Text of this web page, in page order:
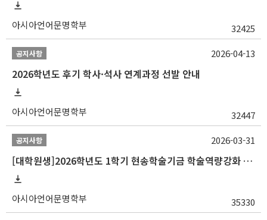
아시아언어문명학부 32425
공지사항
2026학년도 후기 학사·석사 연계과정 선발 안내
아시아언어문명학부 32447
2026-04-13
공지사항
[대학원생]2026학년도 1학기 현송학술기금 학술역량강화 사업 안내
아시아언어문명학부 35330
2026-03-31